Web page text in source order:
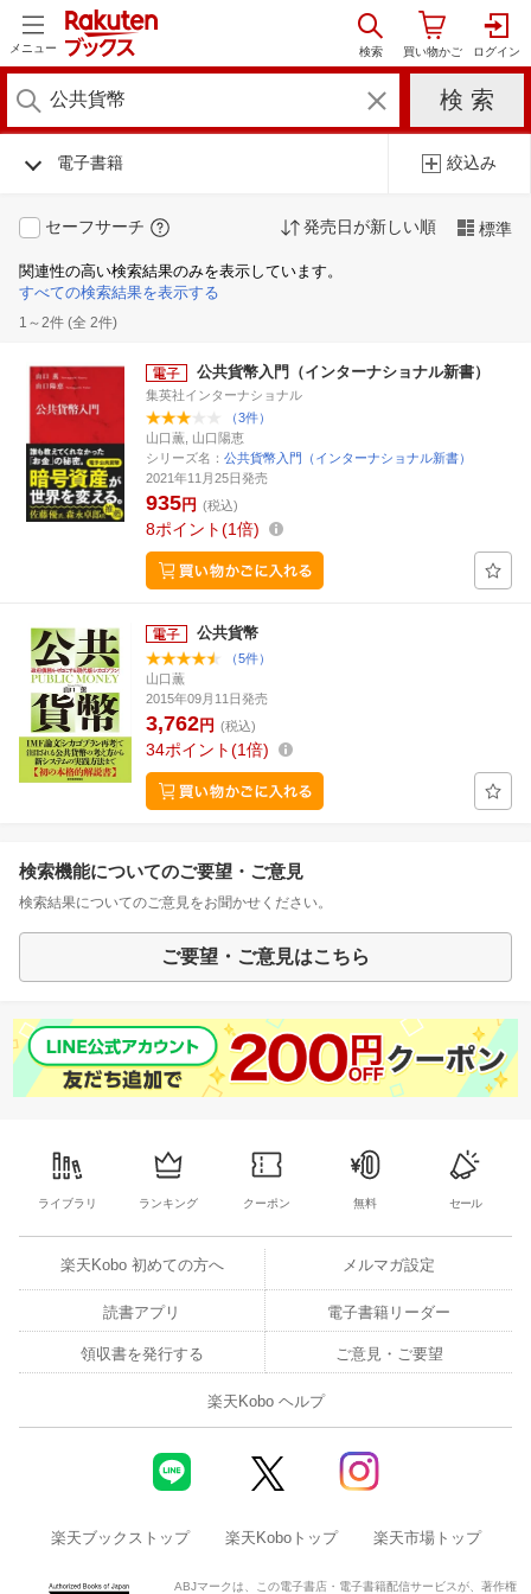
メニュー
電子書籍 絞込み
セーフサーチ 発売日が新しい順 標準
関連性の高い検索結果のみを表示しています。
すべての検索結果を表示する
1～2件 (全 2件)
公共貨幣入門（インターナショナル新書）
集英社インターナショナル
（3件）
山口薫, 山口陽恵
シリーズ名： 公共貨幣入門（インターナショナル新書）
2021年11月25日発売
935円 (税込)
8ポイント 1倍
公共貨幣
（5件）
山口薫
2015年09月11日発売
3,762円 (税込)
34ポイント 1倍
検索機能についてのご要望・ご意見
検索結果についてのご意見をお聞かせください。
ご要望・ご意見はこちら
ライブラリ ランキング クーポン 無料 セール
楽天Kobo 初めての方へ メルマガ設定
読書アプリ 電子書籍リーダー
領収書を発行する ご意見・ご要望
楽天Kobo ヘルプ
楽天ブックストップ 楽天Koboトップ 楽天市場トップ
ABJマークは、この電子書店・電子書籍配信サービスが、著作権